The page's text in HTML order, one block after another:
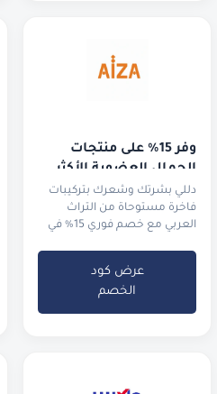
وفر 15% على منتجات
الجمال العضوية الأكثر
طلباً
دللي بشرتك وشعرك بتركيبات
فاخرة مستوحاة من التراث
العربي مع خصم فوري 15% في
عرض كود
الخصم